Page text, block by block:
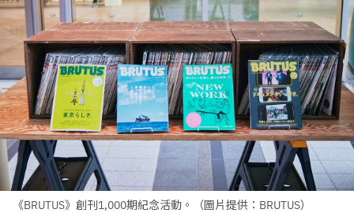
《BRUTUS》創刊1,000期紀念活動。（圖片提供：BRUTUS）